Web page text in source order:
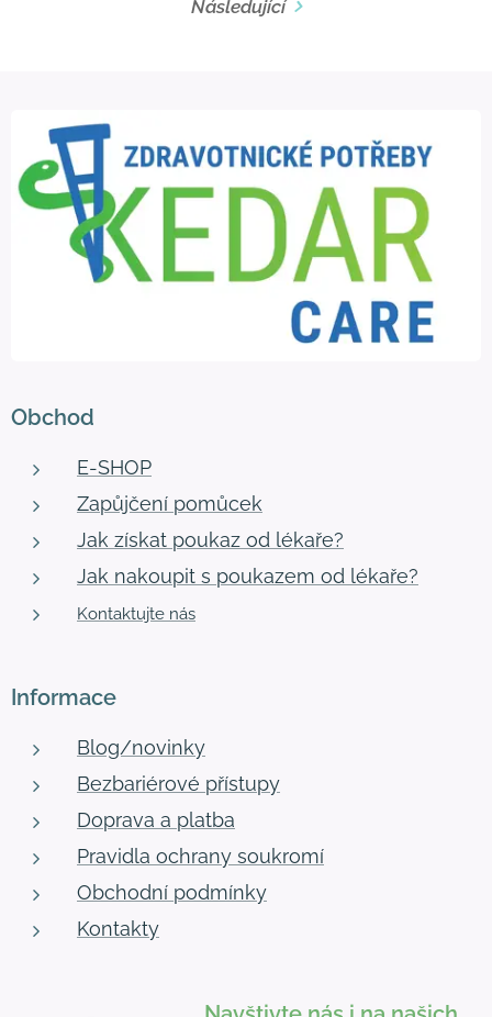
Následující
Obchod
E-SHOP
Zapůjčení pomůcek
Jak získat poukaz od lékaře?
Jak nakoupit s poukazem od lékaře?
Kontaktujte nás
Informace
Blog/novinky
Bezbariérové přístupy
Doprava a platba
Pravidla ochrany soukromí
Obchodní podmínky
Kontakty